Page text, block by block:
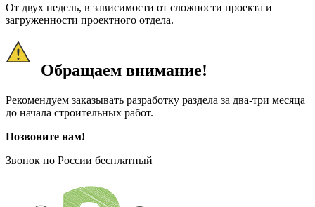
От двух недель, в зависимости от сложности проекта и
загруженности проектного отдела.
Обращаем внимание!
Рекомендуем заказывать разработку раздела за два-три месяца
до начала строительных работ.
Позвоните нам!
Звонок по России бесплатный